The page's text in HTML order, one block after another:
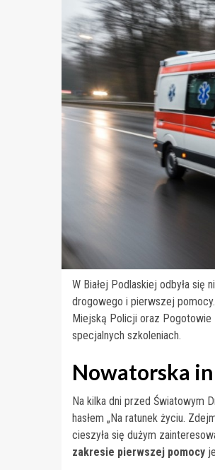
W Białej Podlaskiej odbyła
drogowego i pierwszej
Miejską Policji oraz Pogotowie
specjalnych szkoleniach.
Nowatorska
Na kilka dni przed Światowym
hasłem „Na ratunek życiu.
cieszyła się dużym
zakresie pierwszej pomocy